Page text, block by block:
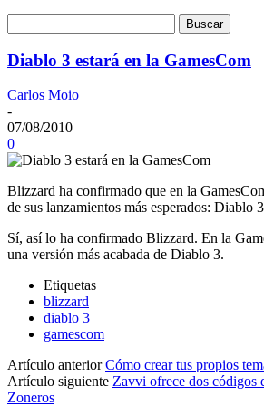
Diablo 3 estará en la GamesCom
Carlos Moio
-
07/08/2010
0
Blizzard ha confirmado que en la
de sus lanzamientos más esperados: Diablo
Sí, así lo ha confirmado Blizzard. En la
una versión más acabada de Diablo 3.
Etiquetas
blizzard
diablo 3
gamescom
Artículo anterior Cómo crear tus propios
Artículo siguiente Zavvi ofrece dos códigos
Zoneros